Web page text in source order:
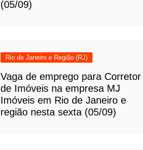
(05/09)
Rio de Janeiro e Região (RJ)
Vaga de emprego para Corretor
de Imóveis na empresa MJ
Imóveis em Rio de Janeiro e
região nesta sexta (05/09)